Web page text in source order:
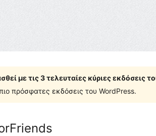
με τις 3 τελευταίες κύριες εκδόσεις
πρόσφατες εκδόσεις του WordPress.